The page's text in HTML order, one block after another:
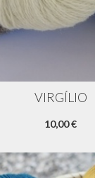
VIRGÍLIO
10,00 €